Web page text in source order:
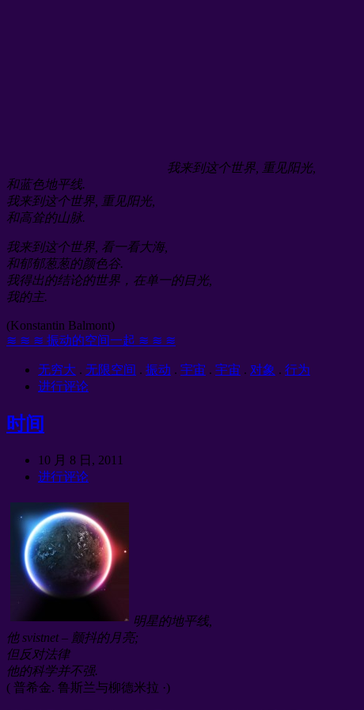
我来到这个世界, 重见阳光,
和蓝色地平线.
我来到这个世界, 重见阳光,
和高耸的山脉.
我来到这个世界, 看一看大海,
和郁郁葱葱的颜色谷.
我得出的结论的世界，在单一的目光,
我的主.
(Konstantin Balmont)
≋ ≋ ≋ 振动的空间一起 ≋ ≋ ≋
无穷大 . 无限空间 . 振动 . 宇宙 . 宇宙 . 对象 . 行为
进行评论
时间
10 月 8 日, 2011
进行评论
明星的地平线,
他 svistnet – 颤抖的月亮;
但反对法律
他的科学并不强.
( 普希金. 鲁斯兰与柳德米拉 ·)